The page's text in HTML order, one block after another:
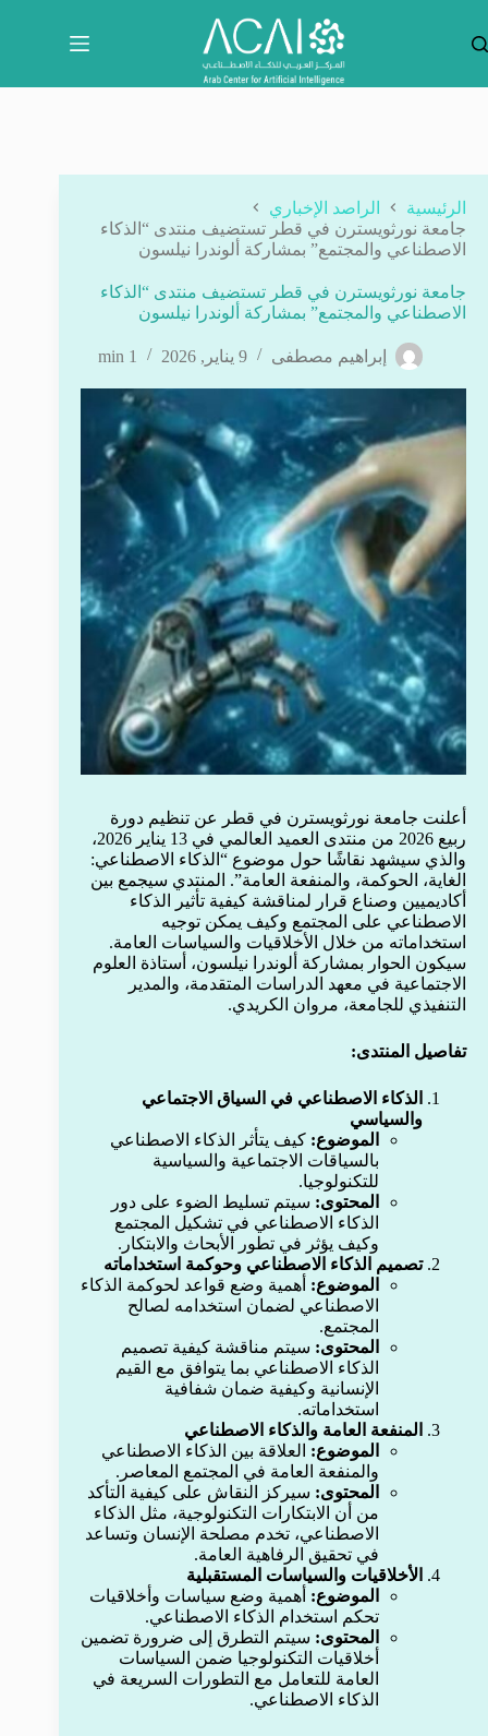
المحتوى
الرئيسية
الراصد الإخباري
جامعة نورثويسترن في قطر تستضيف منتدى “الذكاء
الاصطناعي والمجتمع” بمشاركة ألوندرا نيلسون
جامعة نورثويسترن في قطر تستضيف منتدى “الذكاء
الاصطناعي والمجتمع” بمشاركة ألوندرا نيلسون
إبراهيم مصطفى 9 يناير, 2026 1 min
أعلنت جامعة نورثويسترن في قطر عن تنظيم دورة
ربيع 2026 من منتدى العميد العالمي في 13 يناير 2026،
والذي سيشهد نقاشًا حول موضوع “الذكاء الاصطناعي:
الغاية، الحوكمة، والمنفعة العامة”. المنتدي سيجمع بين
أكاديميين وصناع قرار لمناقشة كيفية تأثير الذكاء
الاصطناعي على المجتمع وكيف يمكن توجيه
استخداماته من خلال الأخلاقيات والسياسات العامة.
سيكون الحوار بمشاركة ألوندرا نيلسون، أستاذة العلوم
الاجتماعية في معهد الدراسات المتقدمة، والمدير
التنفيذي للجامعة، مروان الكريدي.
تفاصيل المنتدى:
الذكاء الاصطناعي في السياق الاجتماعي
والسياسي
الموضوع: كيف يتأثر الذكاء الاصطناعي
بالسياقات الاجتماعية والسياسية
للتكنولوجيا.
المحتوى: سيتم تسليط الضوء على دور
الذكاء الاصطناعي في تشكيل المجتمع
وكيف يؤثر في تطور الأبحاث والابتكار.
تصميم الذكاء الاصطناعي وحوكمة استخداماته
الموضوع: أهمية وضع قواعد لحوكمة الذكاء
الاصطناعي لضمان استخدامه لصالح
المجتمع.
المحتوى: سيتم مناقشة كيفية تصميم
الذكاء الاصطناعي بما يتوافق مع القيم
الإنسانية وكيفية ضمان شفافية
استخداماته.
المنفعة العامة والذكاء الاصطناعي
الموضوع: العلاقة بين الذكاء الاصطناعي
والمنفعة العامة في المجتمع المعاصر.
المحتوى: سيركز النقاش على كيفية التأكد
من أن الابتكارات التكنولوجية، مثل الذكاء
الاصطناعي، تخدم مصلحة الإنسان وتساعد
في تحقيق الرفاهية العامة.
الأخلاقيات والسياسات المستقبلية
الموضوع: أهمية وضع سياسات وأخلاقيات
تحكم استخدام الذكاء الاصطناعي.
المحتوى: سيتم التطرق إلى ضرورة تضمين
أخلاقيات التكنولوجيا ضمن السياسات
العامة للتعامل مع التطورات السريعة في
الذكاء الاصطناعي.